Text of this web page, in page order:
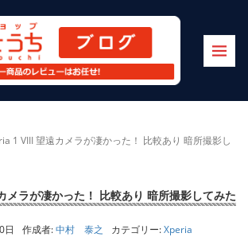
1 VIII 望遠カメラが凄かった！ 比較あり 暗所撮影し
ラが凄かった！ 比較あり 暗所撮影してみた
日 作成者:中村 泰之 カテゴリー:Xperia